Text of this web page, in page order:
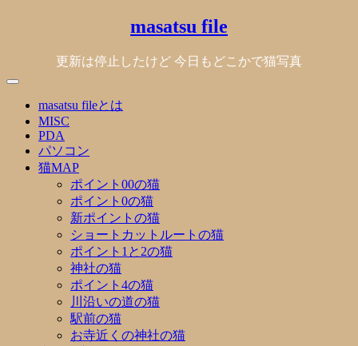
masatsu file
更新は停止したけど 今日もどこかで猫写真
masatsu fileとは
MISC
PDA
パソコン
猫MAP
ポイント00の猫
ポイント0の猫
新ポイントの猫
ショートカットルートの猫
ポイント1と2の猫
神社の猫
ポイント4の猫
川沿いの道の猫
駅前の猫
お寺近くの神社の猫